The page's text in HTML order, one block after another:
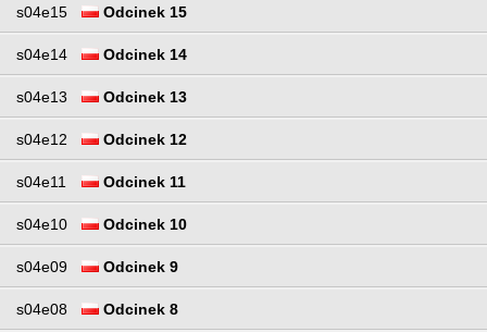
s04e15 Odcinek 15
s04e14 Odcinek 14
s04e13 Odcinek 13
s04e12 Odcinek 12
s04e11 Odcinek 11
s04e10 Odcinek 10
s04e09 Odcinek 9
s04e08 Odcinek 8